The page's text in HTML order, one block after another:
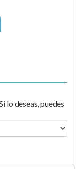
lo deseas, puedes